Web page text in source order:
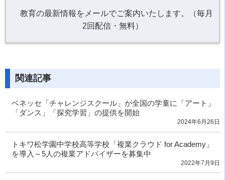
教育の最新情報をメールでご案内いたします。（毎月
2回配信・無料）
関連記事
ベネッセ「チャレンジスクール」が全国の学童に「アート」
「ダンス」「探究学習」の提供を開始
2024年6月26日
トキワ松学園中学校高等学校「複業クラウド for Academy」
を導入～5人の複業アドバイザーを募集中
2022年7月9日